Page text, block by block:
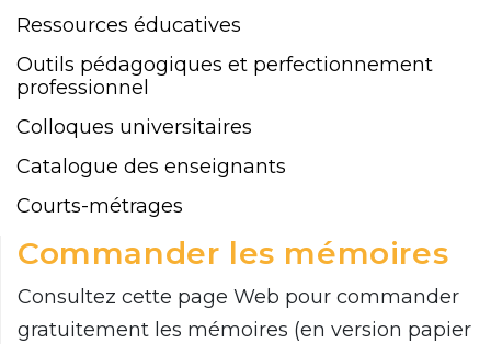
Ressources éducatives
Outils pédagogiques et perfectionnement
professionnel
Colloques universitaires
Catalogue des enseignants
Courts-métrages
Commander les mémoires
Consultez cette page Web pour commander
gratuitement les mémoires (en version papier